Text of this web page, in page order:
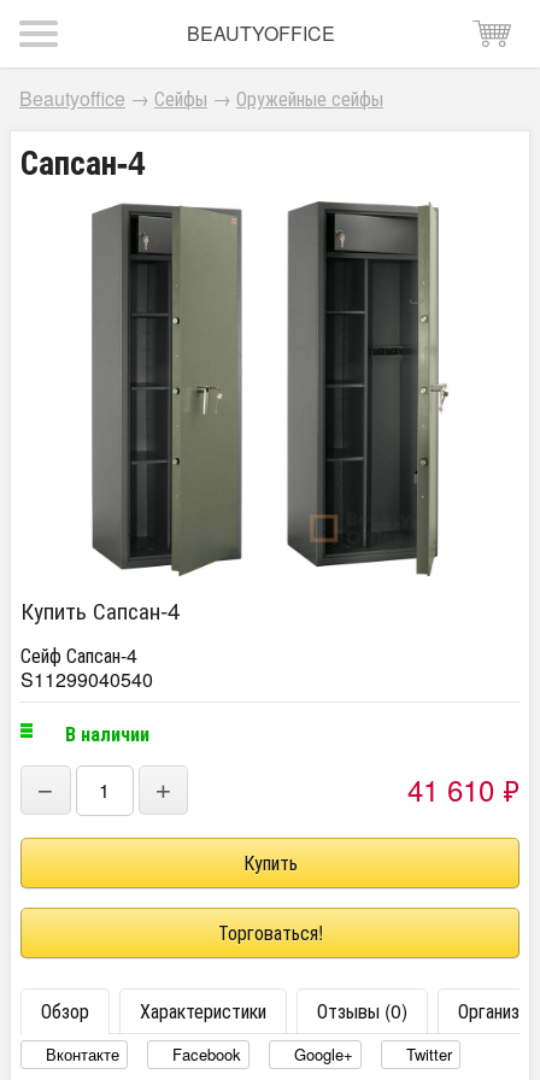
BEAUTYOFFICE
Beautyoffice → Сейфы → Оружейные сейфы
Сапсан-4
Купить Сапсан-4
Сейф Сапсан-4
S11299040540
В наличии
− + 41 610 ₽
Торговаться!
Обзор Характеристики Отзывы (0)
Вконтакте Facebook Google+ Twitter